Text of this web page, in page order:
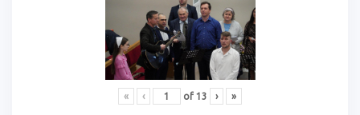
« ‹ of 13 › »